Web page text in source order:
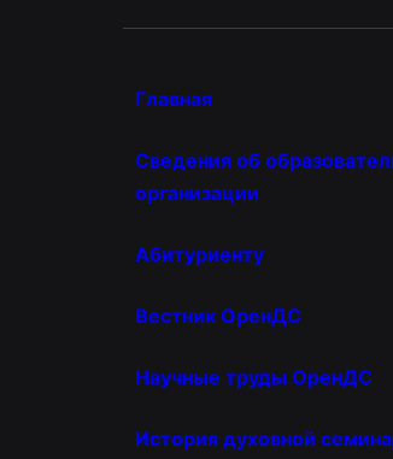
Главная
Сведения об
организации
Абитуриенту
Вестник ОренДС
Научные труды ОренДС
История духовной